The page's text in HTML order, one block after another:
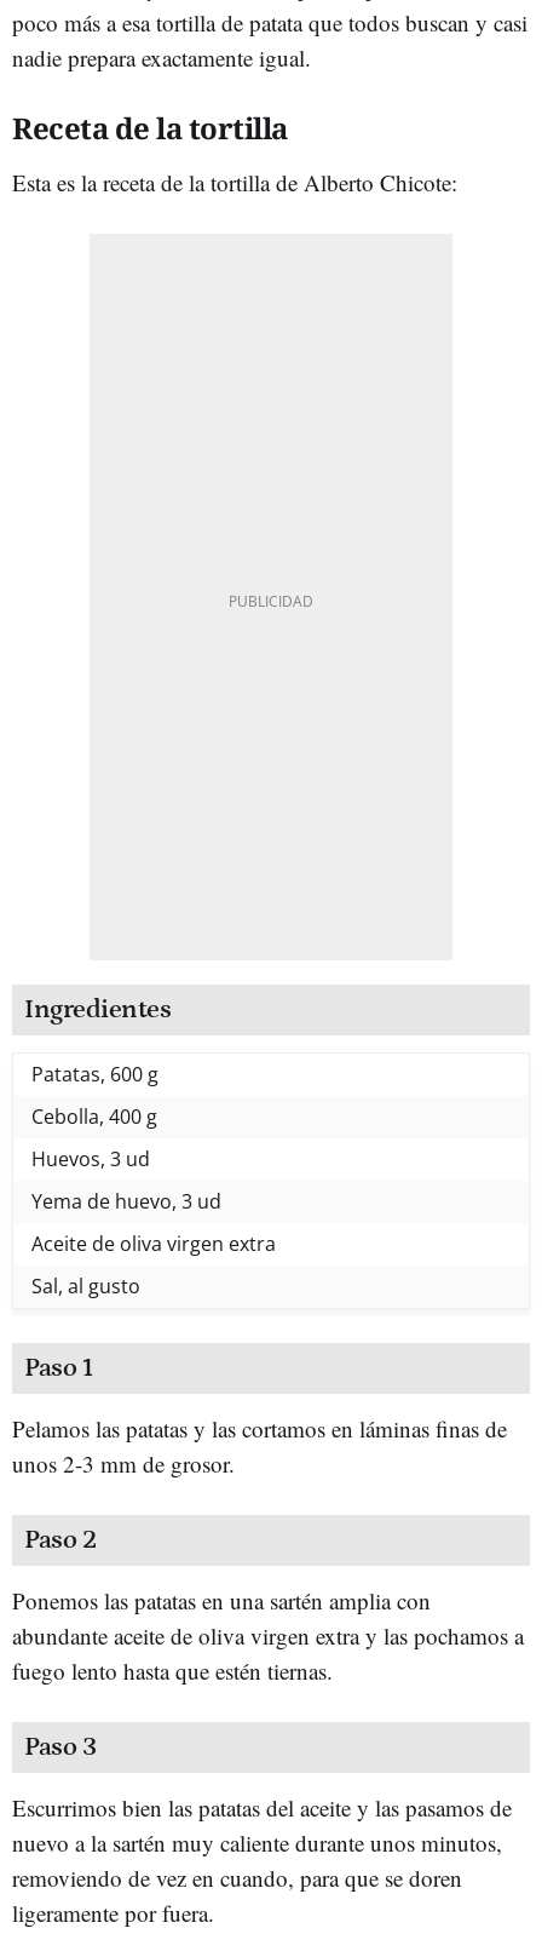
poco más a esa tortilla de patata que todos buscan y casi
nadie prepara exactamente igual.
Receta de la tortilla
Esta es la receta de la tortilla de Alberto Chicote:
Ingredientes
Patatas, 600 g
Cebolla, 400 g
Huevos, 3 ud
Yema de huevo, 3 ud
Aceite de oliva virgen extra
Sal, al gusto
Paso 1
Pelamos las patatas y las cortamos en láminas finas de
unos 2-3 mm de grosor.
Paso 2
Ponemos las patatas en una sartén amplia con
abundante aceite de oliva virgen extra y las pochamos a
fuego lento hasta que estén tiernas.
Paso 3
Escurrimos bien las patatas del aceite y las pasamos de
nuevo a la sartén muy caliente durante unos minutos,
removiendo de vez en cuando, para que se doren
ligeramente por fuera.